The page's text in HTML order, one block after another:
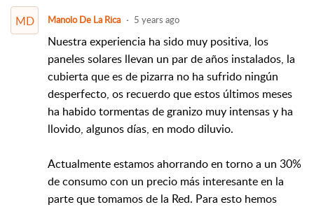
MD Manolo De La Rica 5 years ago
Nuestra experiencia ha sido muy positiva, los
paneles solares llevan un par de años instalados, la
cubierta que es de pizarra no ha sufrido ningún
desperfecto, os recuerdo que estos últimos meses
ha habido tormentas de granizo muy intensas y ha
llovido, algunos días, en modo diluvio.
Actualmente estamos ahorrando en torno a un 30%
de consumo con un precio más interesante en la
parte que tomamos de la Red. Para esto hemos